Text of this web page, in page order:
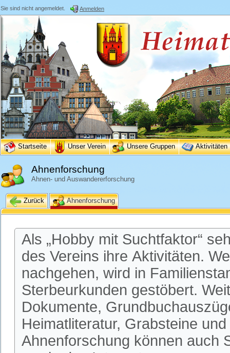
Sie sind nicht angemeldet. Anmelden
Startseite Unser Verein Unsere Gruppen Aktivitäten
Ahnenforschung
Ahnen- und Auswandererforschung
Zurück Ahnenforschung
Als „Hobby mit Suchtfaktor“
des Vereins ihre Aktivitäten.
nachgehen, wird in
Sterbeurkunden gestöbert.
Dokumente,
Heimatliteratur, Grabsteine
Ahnenforschung können auch